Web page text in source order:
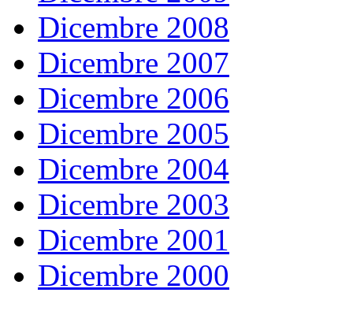
Dicembre 2008
Dicembre 2007
Dicembre 2006
Dicembre 2005
Dicembre 2004
Dicembre 2003
Dicembre 2001
Dicembre 2000